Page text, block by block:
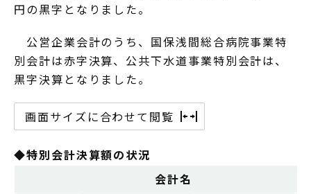
円の黒字となりました。
公営企業会計のうち、国保浅間総合病院事業特
別会計は赤字決算、公共下水道事業特別会計は、
黒字決算となりました。
画面サイズに合わせて閲覧
◆特別会計決算額の状況
会計名